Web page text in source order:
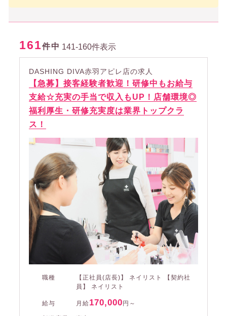
161件中 141-160件表示
DASHING DIVA赤羽アピレ店の求人
【急募】接客経験者歓迎！研修中もお給与
支給☆充実の手当で収入もUP！店舗環境◎
福利厚生・研修充実度は業界トップクラ
ス！
職種
【正社員(店長)】 ネイリスト 【契約社
員】 ネイリスト
給与 月給170,000円～